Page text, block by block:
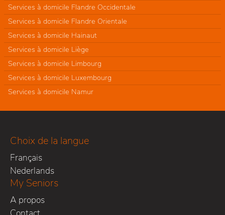
Services à domicile Flandre Occidentale
Services à domicile Flandre Orientale
Services à domicile Hainaut
Services à domicile Liège
Services à domicile Limbourg
Services à domicile Luxembourg
Services à domicile Namur
Choix de la langue
Français
Nederlands
My Seniors
A propos